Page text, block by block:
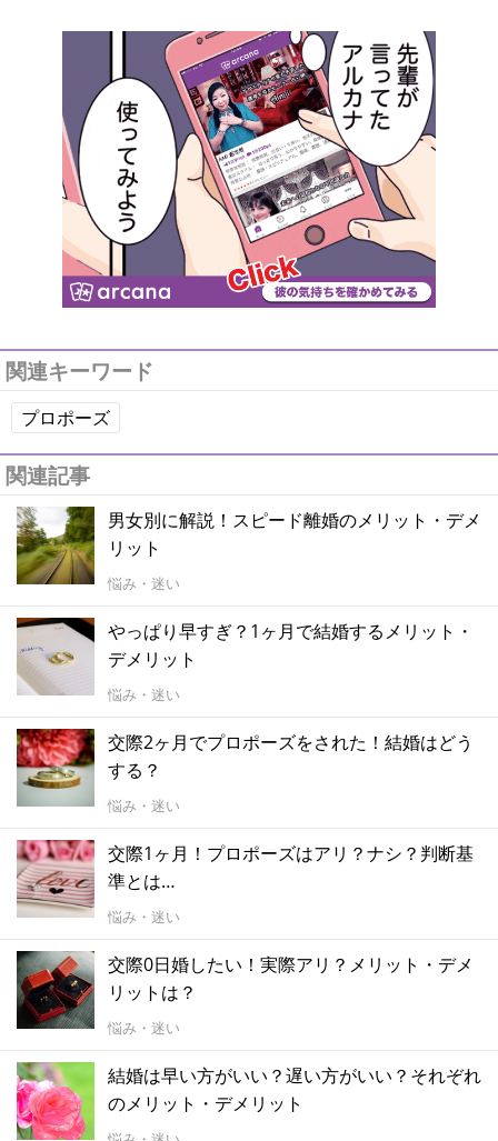
関連キーワード
プロポーズ
関連記事
男女別に解説！スピード離婚のメリット・デメ
リット
悩み・迷い
やっぱり早すぎ？1ヶ月で結婚するメリット・
デメリット
悩み・迷い
交際2ヶ月でプロポーズをされた！結婚はどう
する？
悩み・迷い
交際1ヶ月！プロポーズはアリ？ナシ？判断基
準とは…
悩み・迷い
交際0日婚したい！実際アリ？メリット・デメ
リットは？
悩み・迷い
結婚は早い方がいい？遅い方がいい？それぞれ
のメリット・デメリット